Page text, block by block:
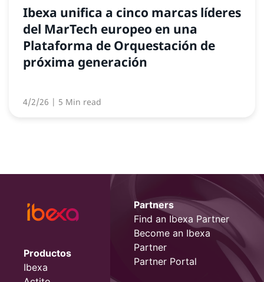
Ibexa unifica a cinco marcas líderes
del MarTech europeo en una
Plataforma de Orquestación de
próxima generación
4/2/26 | 5 Min read